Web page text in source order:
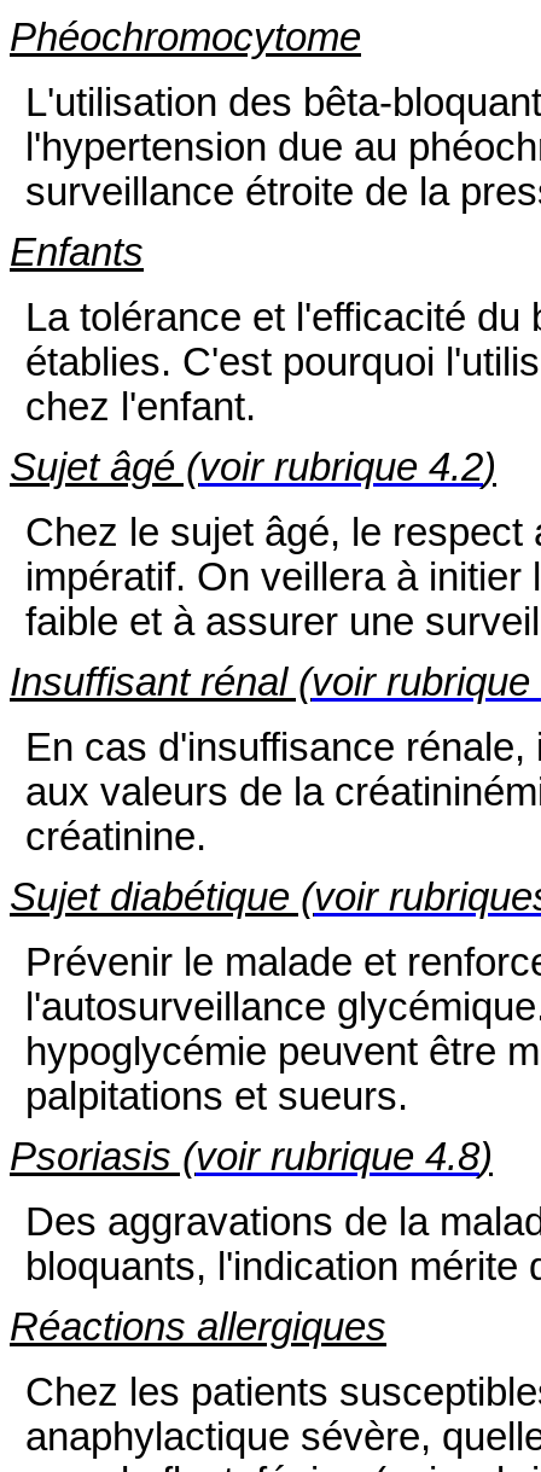
Phéochromocytome
L'utilisation des bêta-
l'hypertension due au
surveillance étroite de la
Enfants
La tolérance et l'efficacité
établies. C'est pourquoi
chez l'enfant.
Sujet âgé (voir rubrique 4.2)
Chez le sujet âgé, le
impératif. On veillera à
faible et à assurer une
Insuffisant rénal (voir rubrique
En cas d'insuffisance
aux valeurs de la
créatinine.
Sujet diabétique (voir
Prévenir le malade et
l'autosurveillance
hypoglycémie peuvent être
palpitations et sueurs.
Psoriasis (voir rubrique 4.8)
Des aggravations de la
bloquants, l'indication mérite
Réactions allergiques
Chez les patients
anaphylactique sévère,